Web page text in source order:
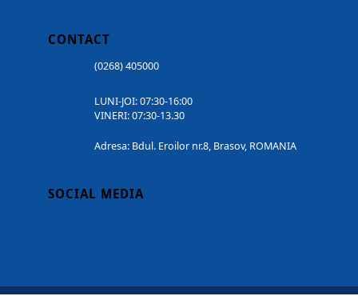
CONTACT
(0268) 405000
LUNI-JOI: 07:30-16:00
VINERI: 07:30-13.30
Adresa: Bdul. Eroilor nr.8, Brasov, ROMANIA
SOCIAL MEDIA